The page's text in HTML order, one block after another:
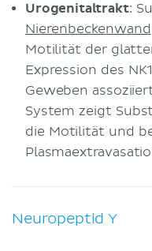
Urogenitaltrakt:
Nierenbeckenwand
Motilität der
Expression des
Geweben
System zeigt
die Motilität und
Neuropeptid Y